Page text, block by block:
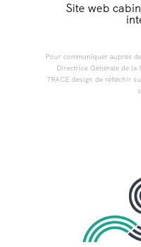
Site web
Pour communiquer auprès
Directrice Générale de la
TRACE design de réfléchir